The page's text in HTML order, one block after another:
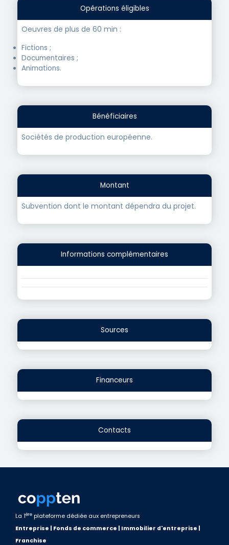
Opérations éligibles
Oeuvres de plus de 60 min :
Fictions ;
Documentaires ;
Animations.
Bénéficiaires
Sociétés de production européenne.
Montant
Subvention dont le montant dépendra du projet.
Informations complémentaires
Sources
Financeurs
Contacts
La 1ère plateforme dédiée aux entrepreneurs
Entreprise | Fonds de commerce | Immobilier d'entreprise |
Franchise